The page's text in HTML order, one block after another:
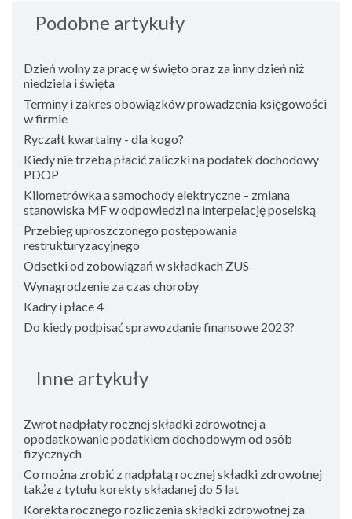
Podobne artykuły
Dzień wolny za pracę w święto oraz za inny dzień niż
niedziela i święta
Terminy i zakres obowiązków prowadzenia księgowości
w firmie
Ryczałt kwartalny - dla kogo?
Kiedy nie trzeba płacić zaliczki na podatek dochodowy
PDOP
Kilometrówka a samochody elektryczne – zmiana
stanowiska MF w odpowiedzi na interpelację poselską
Przebieg uproszczonego postępowania
restrukturyzacyjnego
Odsetki od zobowiązań w składkach ZUS
Wynagrodzenie za czas choroby
Kadry i płace 4
Do kiedy podpisać sprawozdanie finansowe 2023?
Inne artykuły
Zwrot nadpłaty rocznej składki zdrowotnej a
opodatkowanie podatkiem dochodowym od osób
fizycznych
Co można zrobić z nadpłatą rocznej składki zdrowotnej
także z tytułu korekty składanej do 5 lat
Korekta rocznego rozliczenia składki zdrowotnej za